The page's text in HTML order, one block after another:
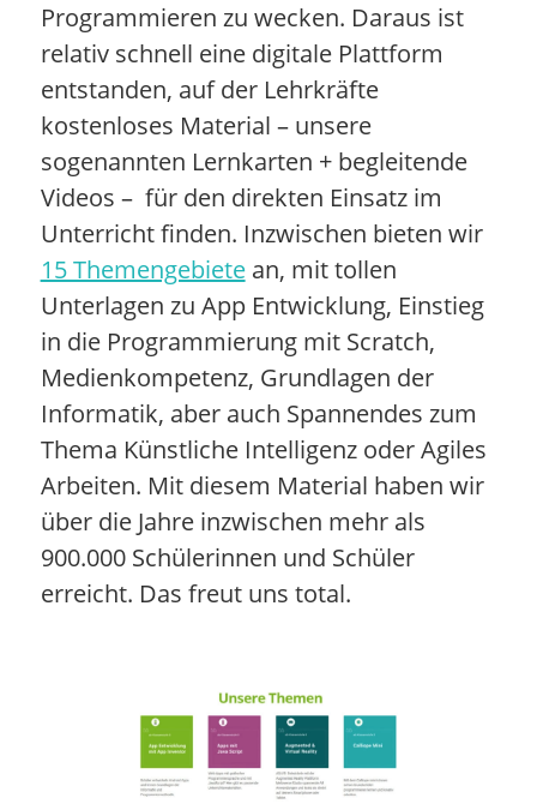
Programmieren zu wecken. Daraus ist
relativ schnell eine digitale Plattform
entstanden, auf der Lehrkräfte
kostenloses Material – unsere
sogenannten Lernkarten + begleitende
Videos – für den direkten Einsatz im
Unterricht finden. Inzwischen bieten wir
15 Themengebietean, mit tollen
Unterlagen zu App Entwicklung, Einstieg
in die Programmierung mit Scratch,
Medienkompetenz, Grundlagen der
Informatik, aber auch Spannendes zum
Thema Künstliche Intelligenz oder Agiles
Arbeiten. Mit diesem Material haben wir
über die Jahre inzwischen mehr als
900.000 Schülerinnen und Schüler
erreicht. Das freut uns total.